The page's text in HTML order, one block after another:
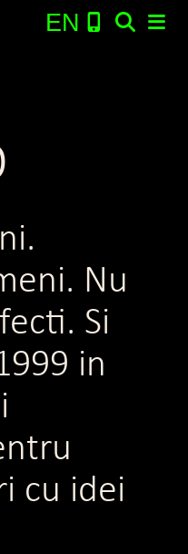
EN
Nu
Si
in
cu idei